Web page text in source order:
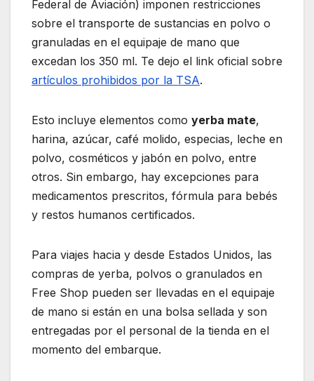
Federal de Aviación) imponen restricciones
sobre el transporte de sustancias en polvo o
granuladas en el equipaje de mano que
excedan los 350 ml. Te dejo el link oficial sobre
artículos prohibidos por la TSA.
Esto incluye elementos como yerba mate,
harina, azúcar, café molido, especias, leche en
polvo, cosméticos y jabón en polvo, entre
otros. Sin embargo, hay excepciones para
medicamentos prescritos, fórmula para bebés
y restos humanos certificados.
Para viajes hacia y desde Estados Unidos, las
compras de yerba, polvos o granulados en
Free Shop pueden ser llevadas en el equipaje
de mano si están en una bolsa sellada y son
entregadas por el personal de la tienda en el
momento del embarque.